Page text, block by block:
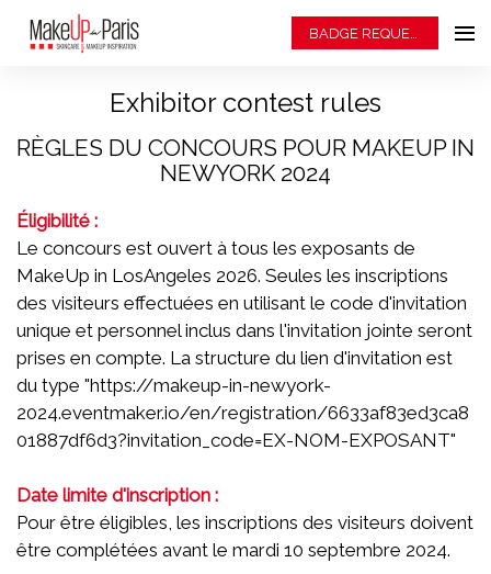
Exhibitor contest rules
RÈGLES DU CONCOURS POUR MAKEUP IN
NEWYORK 2024
Éligibilité :
Le concours est ouvert à tous les exposants de
MakeUp in LosAngeles 2026. Seules les inscriptions
des visiteurs effectuées en utilisant le code d'invitation
unique et personnel inclus dans l'invitation jointe seront
prises en compte. La structure du lien d'invitation est
du type "https://makeup-in-newyork-
2024.eventmaker.io/en/registration/6633af83ed3ca8
01887df6d3?invitation_code=EX-NOM-EXPOSANT"
Date limite d'inscription :
Pour être éligibles, les inscriptions des visiteurs doivent
être complétées avant le mardi 10 septembre 2024.